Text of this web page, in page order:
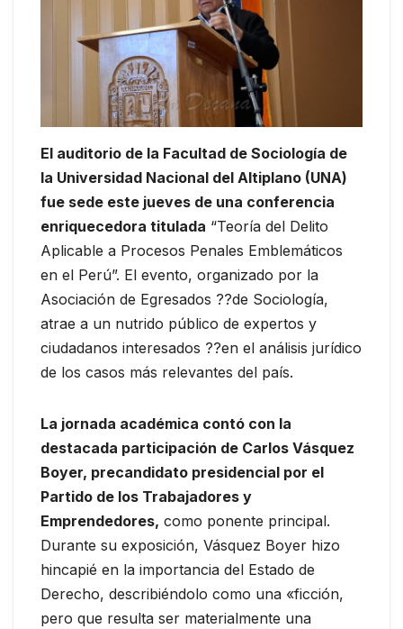
El auditorio de la Facultad de Sociología de
la Universidad Nacional del Altiplano (UNA)
fue sede este jueves de una conferencia
enriquecedora titulada “Teoría del Delito
Aplicable a Procesos Penales Emblemáticos
en el Perú”. El evento, organizado por la
Asociación de Egresados ??de Sociología,
atrae a un nutrido público de expertos y
ciudadanos interesados ??en el análisis jurídico
de los casos más relevantes del país.
La jornada académica contó con la
destacada participación de Carlos Vásquez
Boyer, precandidato presidencial por el
Partido de los Trabajadores y
Emprendedores, como ponente principal.
Durante su exposición, Vásquez Boyer hizo
hincapié en la importancia del Estado de
Derecho, describiéndolo como una «ficción,
pero que resulta ser materialmente una